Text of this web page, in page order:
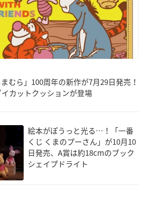
むら」100周年の新作が7月29日発売！
カットクッションが登場
絵本がぽうっと光る…！「一番
くじ くまのプーさん」が10月10
日発売、A賞は約18cmのブック
シェイプドライト